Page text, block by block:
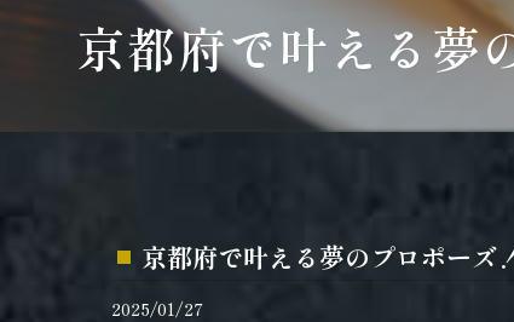
ギャラリー
京都府で叶える夢
京都府で叶える夢のプロポーズ
2025/01/27